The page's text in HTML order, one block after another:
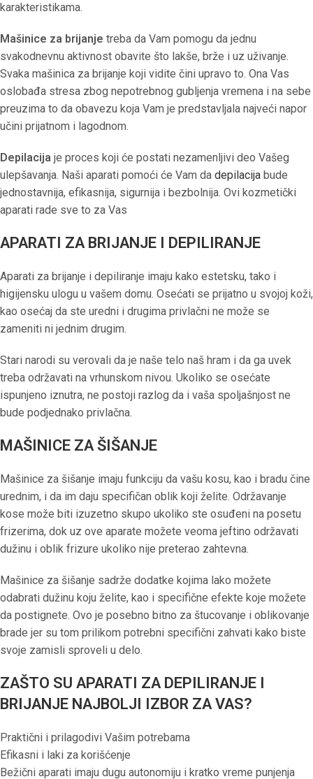
karakteristikama.
Mašinice za brijanje treba da Vam pomogu da jednu
svakodnevnu aktivnost obavite što lakše, brže i uz uživanje.
Svaka mašinica za brijanje koji vidite čini upravo to. Ona Vas
oslobađa stresa zbog nepotrebnog gubljenja vremena i na sebe
preuzima to da obavezu koja Vam je predstavljala najveći napor
učini prijatnom i lagodnom.
Depilacija je proces koji će postati nezamenljivi deo Vašeg
ulepšavanja. Naši aparati pomoći će Vam da depilacija bude
jednostavnija, efikasnija, sigurnija i bezbolnija. Ovi kozmetički
aparati rade sve to za Vas
APARATI ZA BRIJANJE I DEPILIRANJE
Aparati za brijanje i depiliranje imaju kako estetsku, tako i
higijensku ulogu u vašem domu. Osećati se prijatno u svojoj koži,
kao osećaj da ste uredni i drugima privlačni ne može se
zameniti ni jednim drugim.
Stari narodi su verovali da je naše telo naš hram i da ga uvek
treba održavati na vrhunskom nivou. Ukoliko se osećate
ispunjeno iznutra, ne postoji razlog da i vaša spoljašnjost ne
bude podjednako privlačna.
MAŠINICE ZA ŠIŠANJE
Mašinice za šišanje imaju funkciju da vašu kosu, kao i bradu čine
urednim, i da im daju specifičan oblik koji želite. Održavanje
kose može biti izuzetno skupo ukoliko ste osuđeni na posetu
frizerima, dok uz ove aparate možete veoma jeftino održavati
dužinu i oblik frizure ukoliko nije preterao zahtevna.
Mašinice za šišanje sadrže dodatke kojima lako možete
odabrati dužinu koju želite, kao i specifične efekte koje možete
da postignete. Ovo je posebno bitno za štucovanje i oblikovanje
brade jer su tom prilikom potrebni specifični zahvati kako biste
svoje zamisli sproveli u delo.
ZAŠTO SU APARATI ZA DEPILIRANJE I
BRIJANJE NAJBOLJI IZBOR ZA VAS?
Praktični i prilagodivi Vašim potrebama
Efikasni i laki za korišćenje
Bežični aparati imaju dugu autonomiju i kratko vreme punjenja